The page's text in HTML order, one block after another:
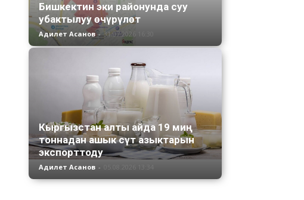
Бишкектин эки районунда суу
убактылуу өчүрүлөт
Адилет Асанов - 31.07.2026 16:30
Кыргызстан алты айда 19 миң
тоннадан ашык сүт азыктарын
экспорттоду
Адилет Асанов -